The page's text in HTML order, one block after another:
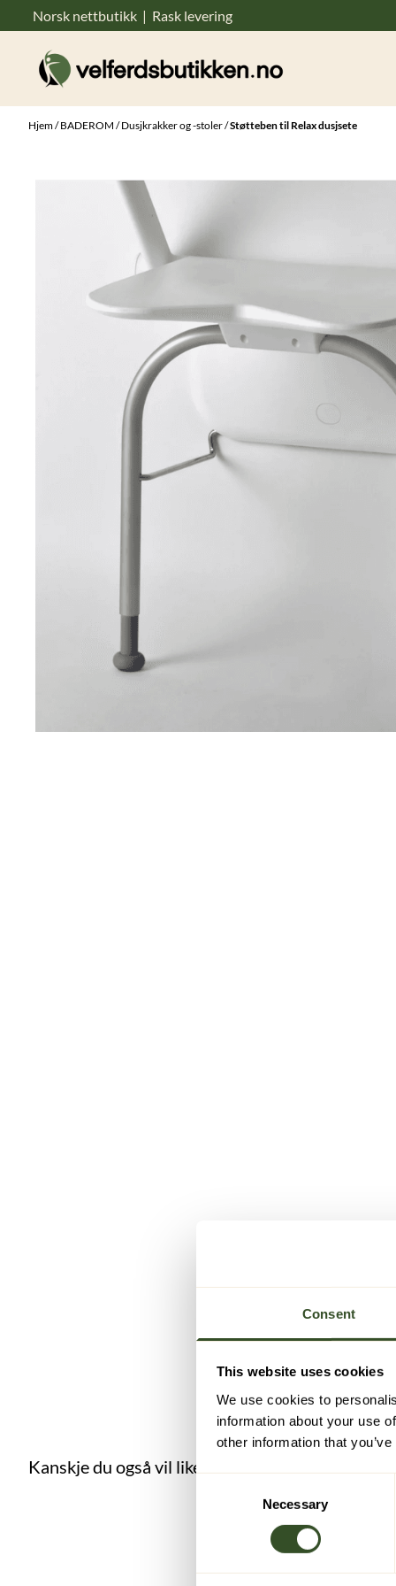
Consent
This website uses cookies
We use cookies to
information about your use
other information that
Necessary
Hopp til innhold
Norsk nettbutikk | Rask levering
Hjem/BADEROM /Dusjkrakker og -stoler/Støtteben til Relax dusjsete
Kanskje du også vil like disse